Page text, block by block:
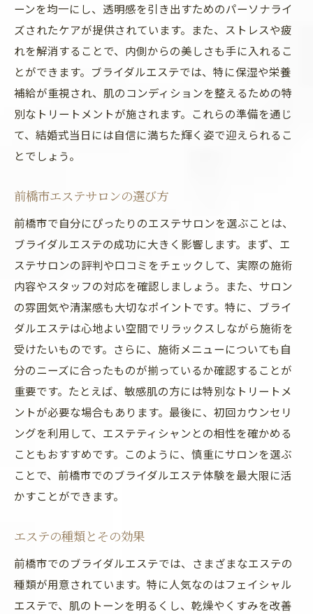
プロのエステティシャンとの信頼関係
エステで得られるリラクゼーション効果
前橋市エステサロンでの特別なブライダルプラ
ンとは
前橋市で受けられる特別なブライダルエス
テの内容
フェイシャル、ボディケア、脱毛などのオ
ブライダルプランの料金とコストパフォー
マンス
エステサロンの雰囲気とサービス
口コミと実際の体験談から見るサロンの評
価
エステで整えた肌で前橋市の結婚式に輝きを
結婚式当日のメイクとエステの相乗効果
写真映えする肌作りのポイント
エステで得た美肌を維持する方法
結婚式当日の肌トラブル対策
結婚式後のエステケアの重要性
エステで整えた肌を最大限に活かすメイク
前橋市のエステで体験するブライダルエステの
エステで改善される肌のトラブル
ーンを均一にし、透明感を引き出すためのパーソナライ
ズされたケアが提供されています。また、ストレスや疲
れを解消することで、内側からの美しさも手に入れるこ
とができます。ブライダルエステでは、特に保湿や栄養
補給が重視され、肌のコンディションを整えるための特
別なトリートメントが施されます。これらの準備を通じ
て、結婚式当日には自信に満ちた輝く姿で迎えられるこ
とでしょう。
前橋市エステサロンの選び方
前橋市で自分にぴったりのエステサロンを選ぶことは、
ブライダルエステの成功に大きく影響します。まず、エ
ステサロンの評判や口コミをチェックして、実際の施術
内容やスタッフの対応を確認しましょう。また、サロン
の雰囲気や清潔感も大切なポイントです。特に、ブライ
ダルエステは心地よい空間でリラックスしながら施術を
受けたいものです。さらに、施術メニューについても自
分のニーズに合ったものが揃っているか確認することが
重要です。たとえば、敏感肌の方には特別なトリートメ
ントが必要な場合もあります。最後に、初回カウンセリ
ングを利用して、エステティシャンとの相性を確かめる
こともおすすめです。このように、慎重にサロンを選ぶ
ことで、前橋市でのブライダルエステ体験を最大限に活
かすことができます。
エステの種類とその効果
前橋市でのブライダルエステでは、さまざまなエステの
種類が用意されています。特に人気なのはフェイシャル
エステで、肌のトーンを明るくし、乾燥やくすみを改善